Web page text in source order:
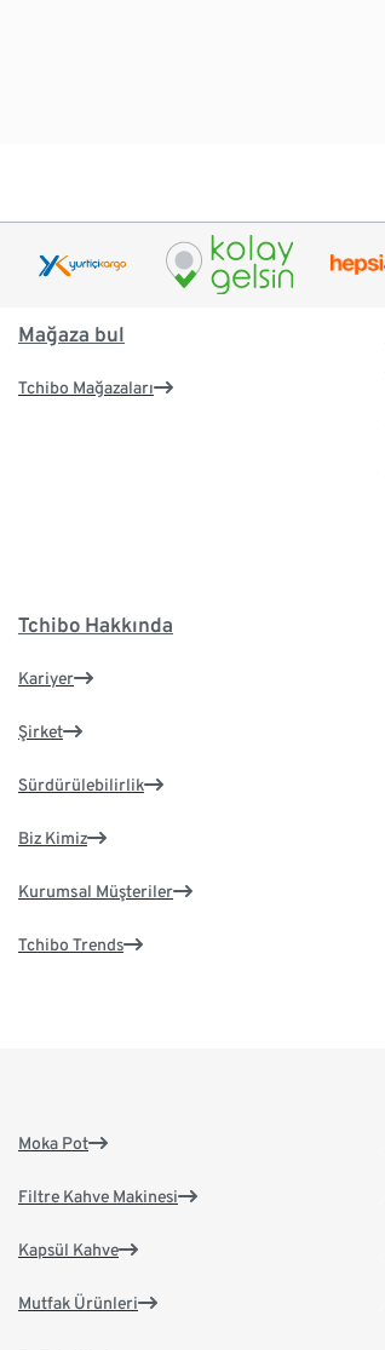
Mağaza bul
Tchibo Mağazaları
Tchibo Hakkında
Kariyer
Şirket
Sürdürülebilirlik
Biz Kimiz
Kurumsal Müşteriler
Tchibo Trends
Moka Pot
Filtre Kahve Makinesi
Kapsül Kahve
Mutfak Ürünleri